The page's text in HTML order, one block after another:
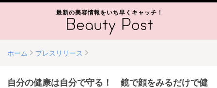
最新の美容情報をいち早くキャッチ！
ホーム プレスリリース
自分の健康は自分で守る！ 鏡で顔をみるだけで健